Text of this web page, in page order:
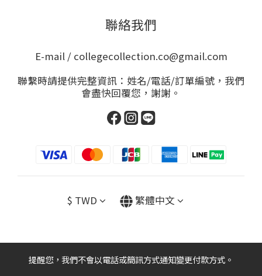
聯絡我們
E-mail / collegecollection.co@gmail.com
聯繫時請提供完整資訊：姓名/電話/訂單編號，我們
會盡快回覆您，謝謝。
$ TWD 繁體中文
提醒您，我們不會以電話或簡訊方式通知變更付款方式。